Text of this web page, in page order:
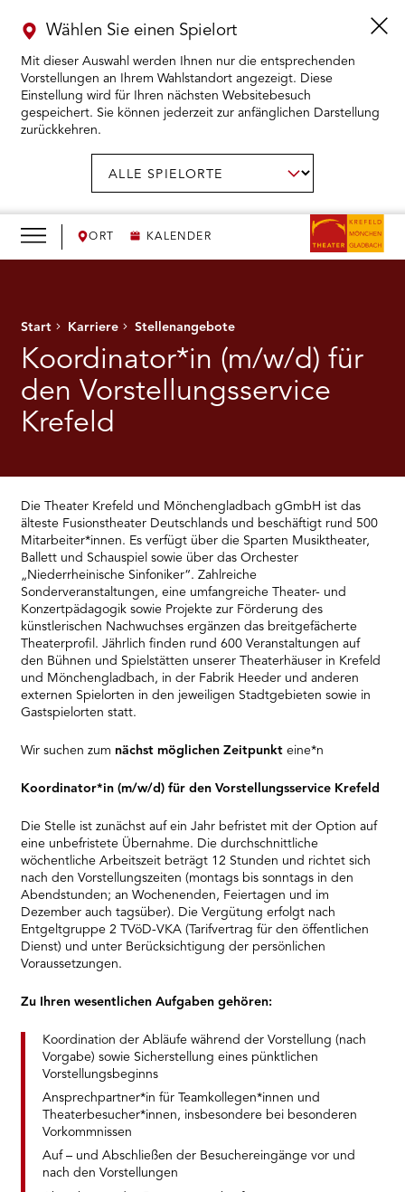
ORT KALENDER
Wählen Sie einen Spielort
Mit dieser Auswahl werden Ihnen nur die entsprechenden
Vorstellungen an Ihrem Wahlstandort angezeigt. Diese
Einstellung wird für Ihren nächsten Websitebesuch
gespeichert. Sie können jederzeit zur anfänglichen Darstellung
zurückkehren.
KARTENKAUF ÖFFNEN
WIR ÖFFNEN
DAS THEATER ÖFFNEN
THEATERPÄDAGOGIK ÖFFNEN
Start Karriere Stellenangebote
Koordinator*in (m/w/d) für
den Vorstellungsservice
Krefeld
Die Theater Krefeld und Mönchengladbach gGmbH ist das
älteste Fusionstheater Deutschlands und beschäftigt rund 500
Mitarbeiter*innen. Es verfügt über die Sparten Musiktheater,
Ballett und Schauspiel sowie über das Orchester
„Niederrheinische Sinfoniker“. Zahlreiche
Sonderveranstaltungen, eine umfangreiche Theater- und
Konzertpädagogik sowie Projekte zur Förderung des
künstlerischen Nachwuchses ergänzen das breitgefächerte
Theaterprofil. Jährlich finden rund 600 Veranstaltungen auf
den Bühnen und Spielstätten unserer Theaterhäuser in Krefeld
und Mönchengladbach, in der Fabrik Heeder und anderen
externen Spielorten in den jeweiligen Stadtgebieten sowie in
Gastspielorten statt.
Wir suchen zum nächst möglichen Zeitpunkteine*n
Koordinator*in (m/w/d) für den Vorstellungsservice Krefeld
Die Stelle ist zunächst auf ein Jahr befristet mit der Option auf
eine unbefristete Übernahme. Die durchschnittliche
wöchentliche Arbeitszeit beträgt 12 Stunden und richtet sich
nach den Vorstellungszeiten (montags bis sonntags in den
Abendstunden; an Wochenenden, Feiertagen und im
Dezember auch tagsüber). Die Vergütung erfolgt nach
Entgeltgruppe 2 TVöD-VKA (Tarifvertrag für den öffentlichen
Dienst) und unter Berücksichtigung der persönlichen
Voraussetzungen.
Zu Ihren wesentlichen Aufgaben gehören:
Koordination der Abläufe während der Vorstellung (nach
Vorgabe) sowie Sicherstellung eines pünktlichen
Vorstellungsbeginns
Ansprechpartner*in für Teamkollegen*innen und
Theaterbesucher*innen, insbesondere bei besonderen
Vorkommnissen
Auf – und Abschließen der Besuchereingänge vor und
nach den Vorstellungen